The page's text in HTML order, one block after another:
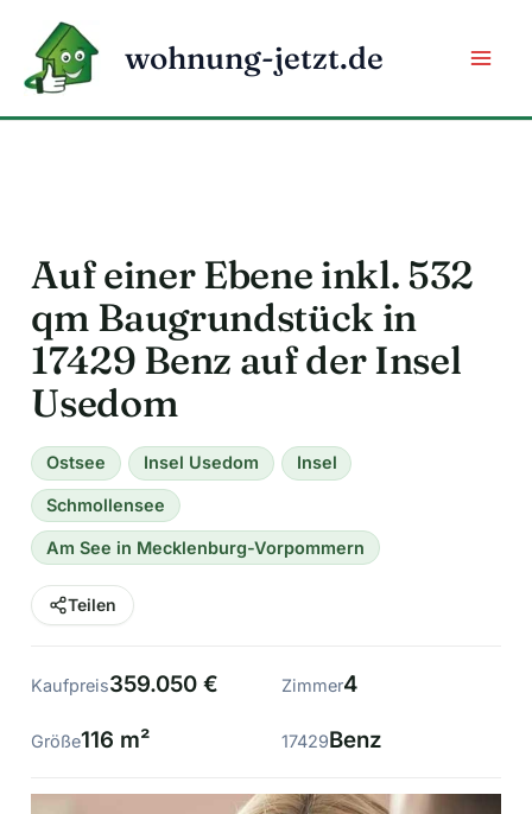
Inhalt
springen
wohnung-jetzt.de
Auf einer Ebene inkl. 532
qm Baugrundstück in
17429 Benz auf der Insel
Usedom
Ostsee Insel Usedom Insel
Schmollensee
Am See in Mecklenburg-Vorpommern
Teilen
Kaufpreis359.050 € Zimmer4
Größe116 m² 17429Benz